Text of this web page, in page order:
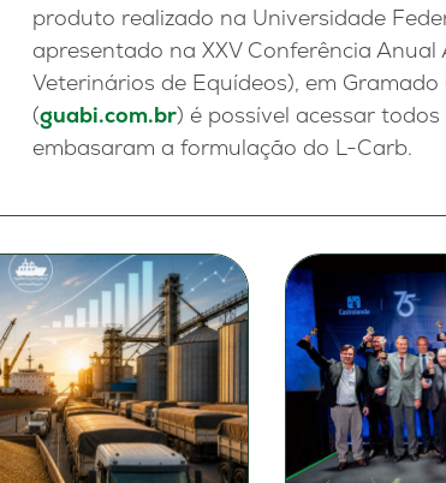
produto realizado na Universidade
apresentado na XXV Conferência
Veterinários de Equídeos), em
(guabi.com.br) é possível acessar
embasaram a formulação do L-Carb.